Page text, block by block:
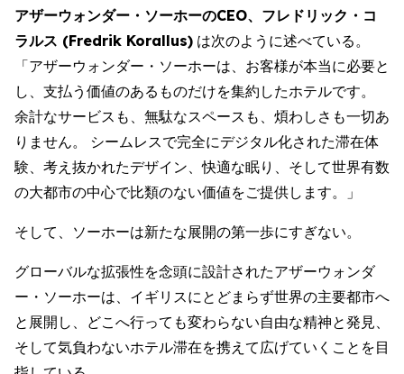
アザーウォンダー・ソーホーのCEO、フレドリック・コ
ラルス (Fredrik Korallus) は次のように述べている。
「アザーウォンダー・ソーホーは、お客様が本当に必要と
し、支払う価値のあるものだけを集約したホテルです。
余計なサービスも、無駄なスペースも、煩わしさも一切あ
りません。 シームレスで完全にデジタル化された滞在体
験、考え抜かれたデザイン、快適な眠り、そして世界有数
の大都市の中心で比類のない価値をご提供します。」
そして、ソーホーは新たな展開の第一歩にすぎない。
グローバルな拡張性を念頭に設計されたアザーウォンダ
ー・ソーホーは、イギリスにとどまらず世界の主要都市へ
と展開し、どこへ行っても変わらない自由な精神と発見、
そして気負わないホテル滞在を携えて広げていくことを目